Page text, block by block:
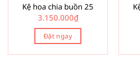
Kệ hoa chia buồn 25
3.150.000₫
Đặt ngay